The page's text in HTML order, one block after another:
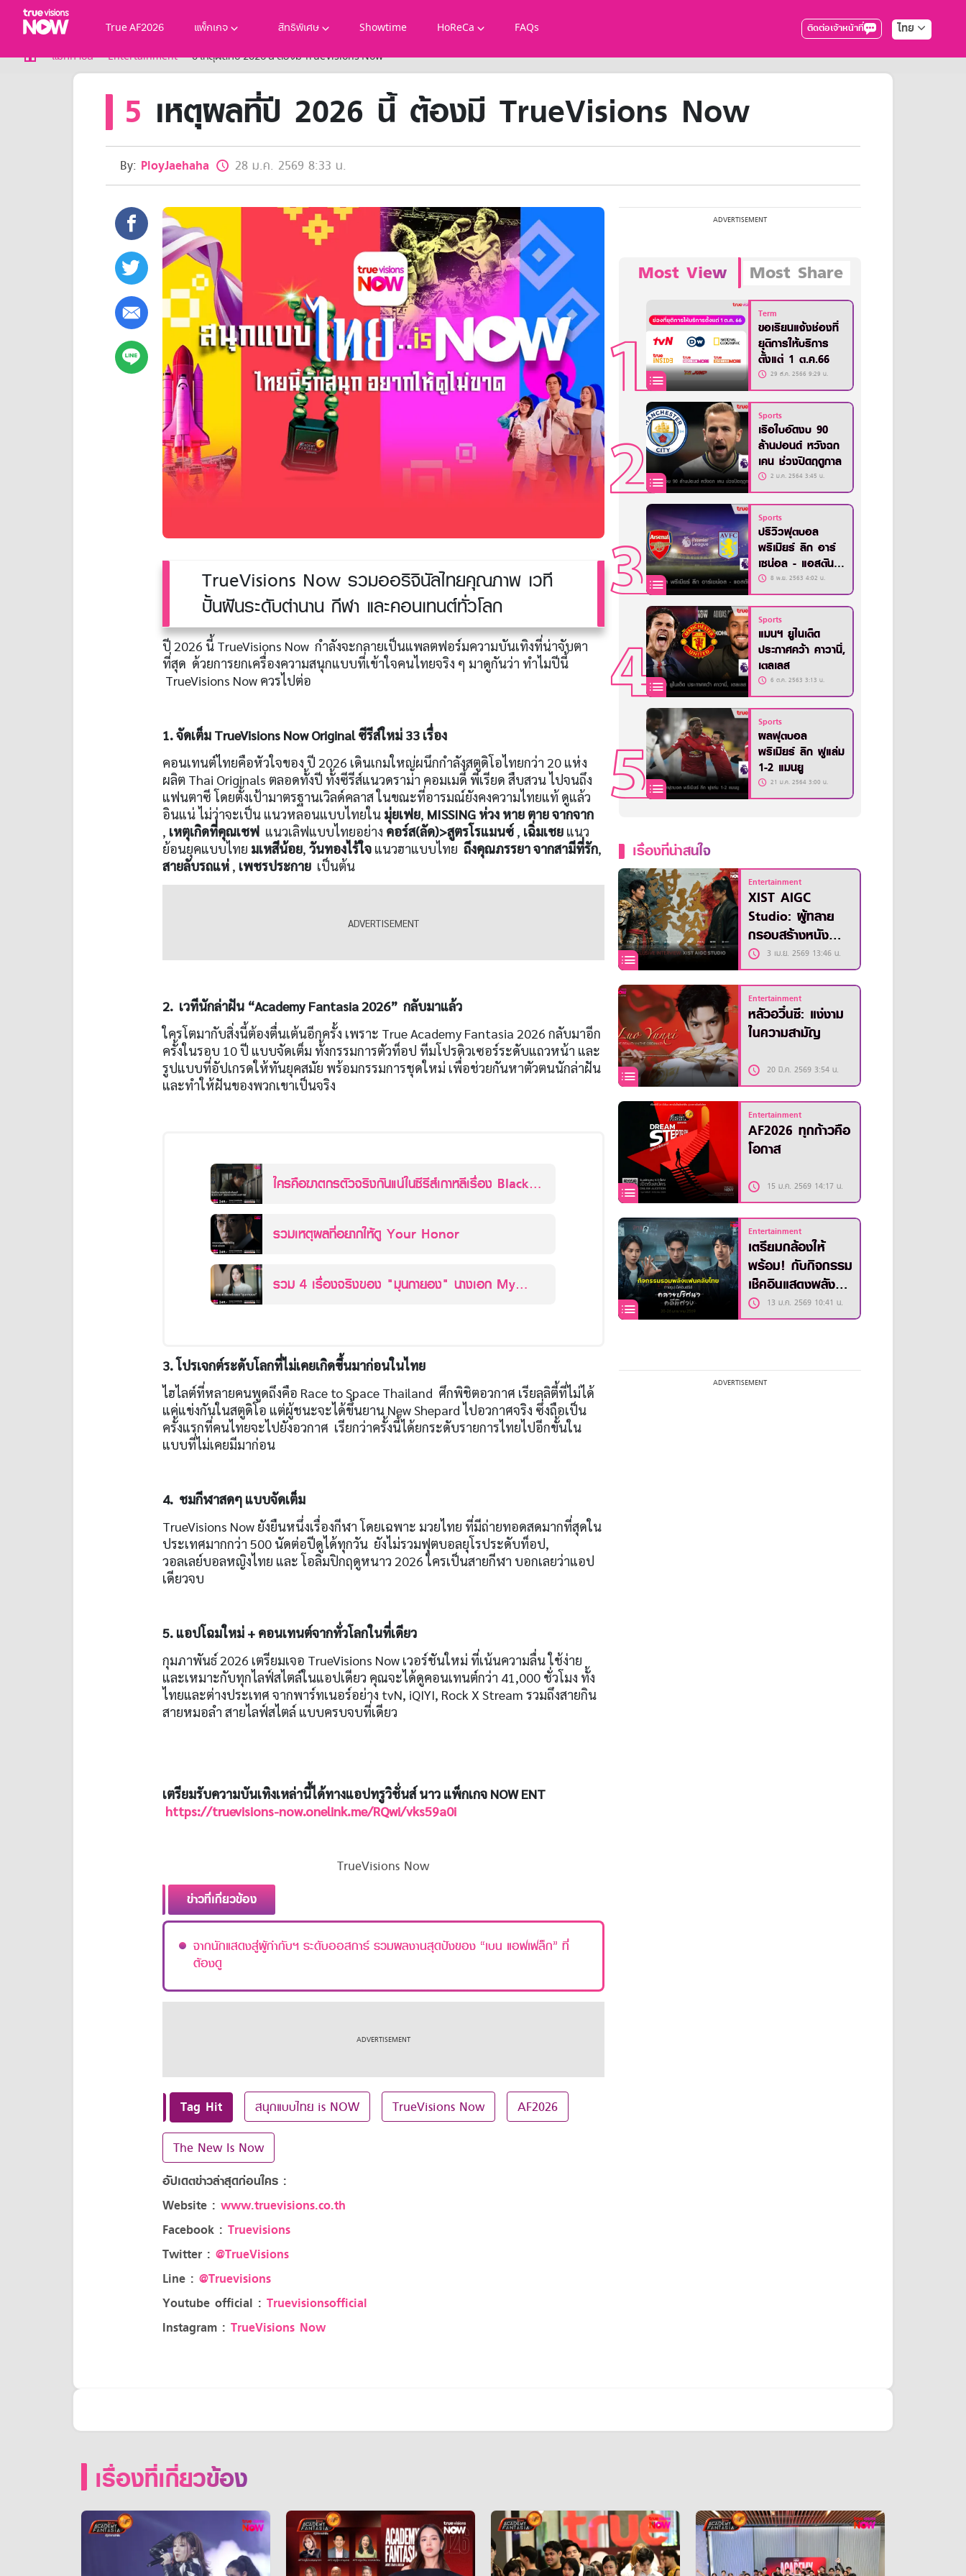
True AF2026 แพ็กเกจ สิทธิพิเศษ Showtime HoReCa FAQs ติดต่อเจ้าหน้าที่ ไทย
True AF2026
แพ็กเกจ
NOW SPORTS
NOW BUNDLES
NOW Muay Thai
แพ็กเกจทรูวิชันส์นาวทั้งหมด
สิทธิพิเศษลูกค้าทรูวิชั่นส์
แพ็กเกจสำหรับผู้ประกอบการ
หาร้านร่วมรายการ
แม็กกาซีน Entertainment 5 เหตุผลที่ปี 2026 นี้ ต้องมี TrueVisions Now
5 เหตุผลที่ปี 2026 นี้ ต้องมี TrueVisions Now
By: PloyJaehaha 28 ม.ค. 2569 8:33 น.
TrueVisions Now รวมออริจินัลไทยคุณภาพ เวที
ปั้นฝันระดับตำนาน กีฬา และคอนเทนต์ทั่วโลก
ปี 2026 นี้ TrueVisions Now กำลังจะกลายเป็นแพลตฟอร์มความบันเทิงที่น่าจับตา
ที่สุด ด้วยการยกเครื่องความสนุกแบบที่เข้าใจคนไทยจริง ๆ มาดูกันว่า ทำไมปีนี้
TrueVisions Now ควรไปต่อ
1. จัดเต็ม TrueVisions Now Original ซีรีส์ใหม่ 33 เรื่อง
คอนเทนต์ไทยคือหัวใจของ ปี 2026 เดินเกมใหญ่ผนึกกำลังสตูดิโอไทยกว่า 20 แห่ง
ผลิต Thai Originals ตลอดทั้งปี ทั้งซีรีส์แนวดราม่า คอมเมดี้ พีเรียด สืบสวน ไปจนถึง
แฟนตาซี โดยตั้งเป้ามาตรฐานเวิลด์คลาส ในขณะที่อารมณ์ยังคงความไทยแท้ ดูแล้ว
อินแน่ ไม่ว่าจะเป็น แนวหลอนแบบไทยใน มุ่ยเฟย, MISSING ห่วง หาย ตาย จากจาก
, เหตุเกิดที่คุณเชฟแนวเลิฟแบบไทยอย่าง คอร์ส(ลัด)>สูตรโรแมนซ์, เฉิ่มเชยแนว
ย้อนยุคแบบไทย มเหสีน้อย, วันทองไร้ใจ แนวฮาแบบไทย ถึงคุณภรรยา จากสามีที่รัก,
สายลับรถแห่, เพชรประกายเป็นต้น
2. เวทีนักล่าฝัน “Academy Fantasia 2026” กลับมาแล้ว
ใครโตมากับสิ่งนี้ต้องตื่นเต้นอีกครั้ง เพราะ True Academy Fantasia 2026 กลับมาอีก
ครั้งในรอบ 10 ปี แบบจัดเต็ม ทั้งกรรมการตัวท็อป ทีมโปรดิวเซอร์ระดับแถวหน้า และ
รูปแบบที่อัปเกรดให้ทันยุคสมัย พร้อมกรรมการชุดใหม่ เพื่อช่วยกันหาตัวตนนักล่าฝัน
และทำให้ฝันของพวกเขาเป็นจริง
ใครคือฆาตกรตัวจริงกันแน่ในซีรีส์เกาหลีเรื่อง Black
รวมเหตุผลที่อยากให้ดู Your Honor
รวม 4 เรื่องจริงของ "มุนกายอง" นางเอก My
3. โปรเจกต์ระดับโลกที่ไม่เคยเกิดขึ้นมาก่อนในไทย
ไฮไลต์ที่หลายคนพูดถึงคือ Race to Space Thailand ศึกพิชิตอวกาศ เรียลลิตี้ที่ไม่ได้
แค่แข่งกันในสตูดิโอ แต่ผู้ชนะจะได้ขึ้นยาน New Shepard ไปอวกาศจริง ซึ่งถือเป็น
ครั้งแรกที่คนไทยจะไปยังอวกาศ เรียกว่าครั้งนี้ได้ยกระดับรายการไทยไปอีกขั้นใน
แบบที่ไม่เคยมีมาก่อน
4. ชมกีฬาสดๆ แบบจัดเต็ม
TrueVisions Now ยังยืนหนึ่งเรื่องกีฬา โดยเฉพาะ มวยไทย ที่มีถ่ายทอดสดมากที่สุดใน
ประเทศมากกว่า 500 นัดต่อปีดูได้ทุกวัน ยังไม่รวมฟุตบอลยุโรประดับท็อป,
วอลเลย์บอลหญิงไทย และ โอลิมปิกฤดูหนาว 2026 ใครเป็นสายกีฬา บอกเลยว่าแอป
เดียวจบ
5. แอปโฉมใหม่ + คอนเทนต์จากทั่วโลกในที่เดียว
กุมภาพันธ์ 2026 เตรียมเจอ TrueVisions Now เวอร์ชันใหม่ ที่เน้นความลื่น ใช้ง่าย
และเหมาะกับทุกไลฟ์สไตล์ในแอปเดียว คุณจะได้ดูคอนเทนต์กว่า 41,000 ชั่วโมง ทั้ง
ไทยและต่างประเทศ จากพาร์ทเนอร์อย่าง tvN, iQIYI, Rock X Stream รวมถึงสายกิน
สายหมอลำ สายไลฟ์สไตล์ แบบครบจบที่เดียว
เตรียมรับความบันเทิงเหล่านี้ได้ทางแอปทรูวิชั่นส์ นาว แพ็กเกจ NOW ENT
https://truevisions-now.onelink.me/RQwi/vks59a0i
TrueVisions Now
ข่าวที่เกี่ยวข้อง
จากนักแสดงสู่ผู้กำกับฯ ระดับออสการ์ รวมผลงานสุดปังของ “เบน แอฟเฟล็ก” ที่
ต้องดู
Tag Hit สนุกแบบไทย is NOW TrueVisions Now AF2026
The New Is Now
อัปเดตข่าวล่าสุดก่อนใคร :
Website : www.truevisions.co.th
Facebook : Truevisions
Twitter : @TrueVisions
Line : @Truevisions
Youtube official : Truevisionsofficial
Instagram : TrueVisions Now
Most View Most Share
Term
ขอเรียนแจ้งช่องที่
ยุติการให้บริการ
ตั้งแต่ 1 ต.ค.66
29 ส.ค. 2566 9:29 น.
Sports
เรือใบอัดงบ 90
ล้านปอนด์ หวังฉก
เคน ช่วงปิดฤดูกาล
2 ม.ค. 2564 3:45 น.
Sports
ปรีวิวฟุตบอล
พรีเมียร์ ลีก อาร์
เซน่อล - แอสตัน
วิลล่า8 พ.ย. 2563 4:02 น.
Sports
แมนฯ ยูไนเต็ด
ประกาศคว้า คาวานี่,
เตลเลส
6 ต.ค. 2563 3:13 น.
Sports
ผลฟุตบอล
พรีเมียร์ ลีก ฟูแล่ม
1-2 แมนยู
21 ม.ค. 2564 3:00 น.
เรื่องที่น่าสนใจ
Entertainment
XIST AIGC
Studio: ผู้ทลาย
กรอบสร้างหนัง
ด้วยขุมพลังของ AI
3 เม.ย. 2569 13:46 น.
Entertainment
หลัวอวิ๋นซี: แง่งาม
ในความสามัญ
20 มี.ค. 2569 3:54 น.
Entertainment
AF2026 ทุกก้าวคือ
โอกาส
15 ม.ค. 2569 14:17 น.
Entertainment
เตรียมกล้องให้
พร้อม! กับกิจกรรม
เช็คอินแสดงพลัง ซี
รีส์ “The Truth
Within”
13 ม.ค. 2569 10:41 น.
เรื่องที่เกี่ยวข้อง